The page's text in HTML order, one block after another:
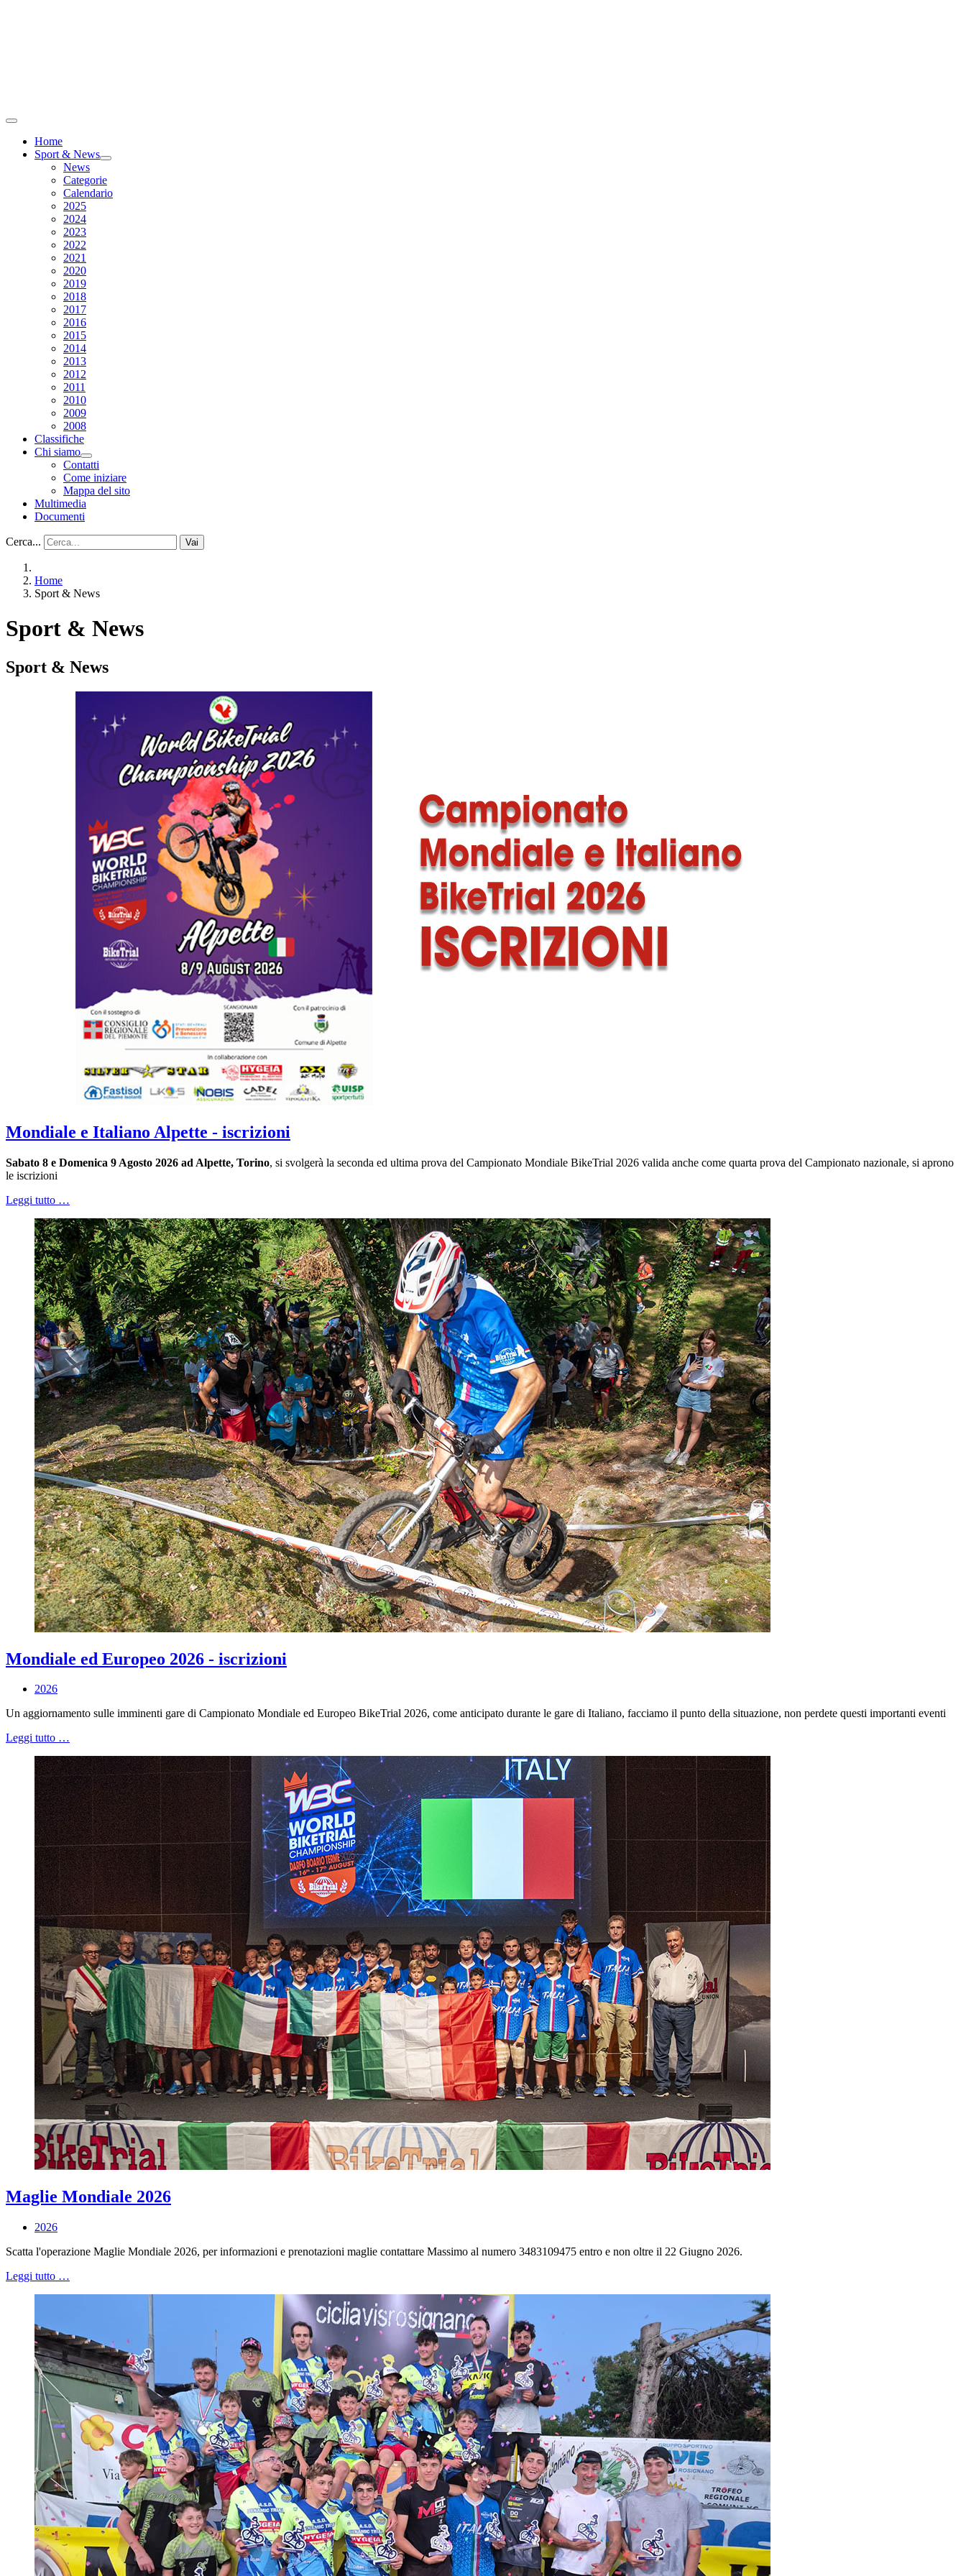
Home
Sport & News
News
Categorie
Calendario
2025
2024
2023
2022
2021
2020
2019
2018
2017
2016
2015
2014
2013
2012
2011
2010
2009
2008
Classifiche
Chi siamo
Contatti
Come iniziare
Mappa del sito
Multimedia
Documenti
Cerca... Vai
Home
Sport & News
Sport & News
Sport & News
Mondiale e Italiano Alpette - iscrizioni
Sabato 8 e Domenica 9 Agosto 2026 ad Alpette, Torino, si svolgerà la seconda ed ultima prova del Campionato Mondiale BikeTrial 2026 valida anche come quarta prova del Campionato nazionale, si aprono
le iscrizioni
Leggi tutto …
Mondiale ed Europeo 2026 - iscrizioni
2026
Un aggiornamento sulle imminenti gare di Campionato Mondiale ed Europeo BikeTrial 2026, come anticipato durante le gare di Italiano, facciamo il punto della situazione, non perdete questi importanti eventi
Leggi tutto …
Maglie Mondiale 2026
2026
Scatta l'operazione Maglie Mondiale 2026, per informazioni e prenotazioni maglie contattare Massimo al numero 3483109475 entro e non oltre il 22 Giugno 2026.
Leggi tutto …